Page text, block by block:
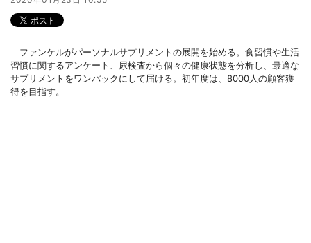
ファンケルがパーソナルサプリメントの展開を始める。食習慣や生活
習慣に関するアンケート、尿検査から個々の健康状態を分析し、最適な
サプリメントをワンパックにして届ける。初年度は、8000人の顧客獲
得を目指す。